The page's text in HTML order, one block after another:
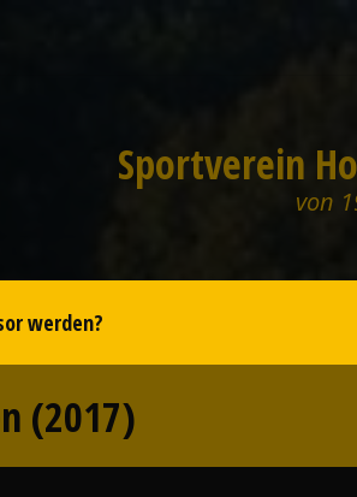
Sportverein
von
werden?
(2017)